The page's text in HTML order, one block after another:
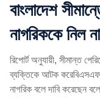
বাংলাদেশ
নাগরিককে নিল
রিপোর্ট অনুযায়ী, সীমান্ত
ব্যক্তিকে আটক করেবিএসএফ।
নাগরিক বলে দাবি করেছেন